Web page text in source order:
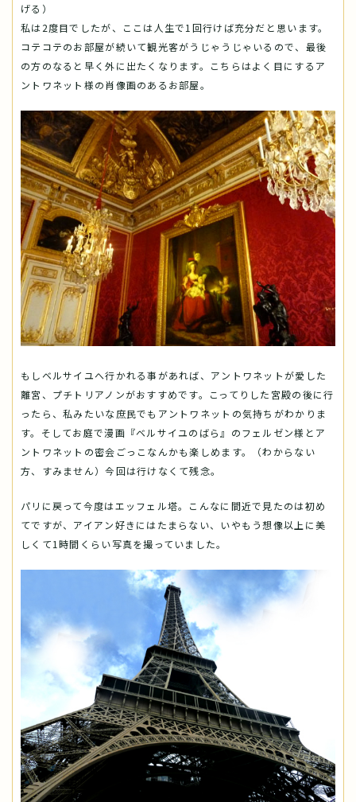
げる）
私は2度目でしたが、ここは人生で1回行けば充分だと思います。
コテコテのお部屋が続いて観光客がうじゃうじゃいるので、最後
の方のなると早く外に出たくなります。こちらはよく目にするア
ントワネット様の肖像画のあるお部屋。
もしベルサイユへ行かれる事があれば、アントワネットが愛した
離宮、プチトリアノンがおすすめです。こってりした宮殿の後に行
ったら、私みたいな庶民でもアントワネットの気持ちがわかりま
す。そしてお庭で漫画『ベルサイユのばら』のフェルゼン様とア
ントワネットの密会ごっこなんかも楽しめます。（わからない
方、すみません）今回は行けなくて残念。
パリに戻って今度はエッフェル塔。こんなに間近で見たのは初め
てですが、アイアン好きにはたまらない、いやもう想像以上に美
しくて1時間くらい写真を撮っていました。